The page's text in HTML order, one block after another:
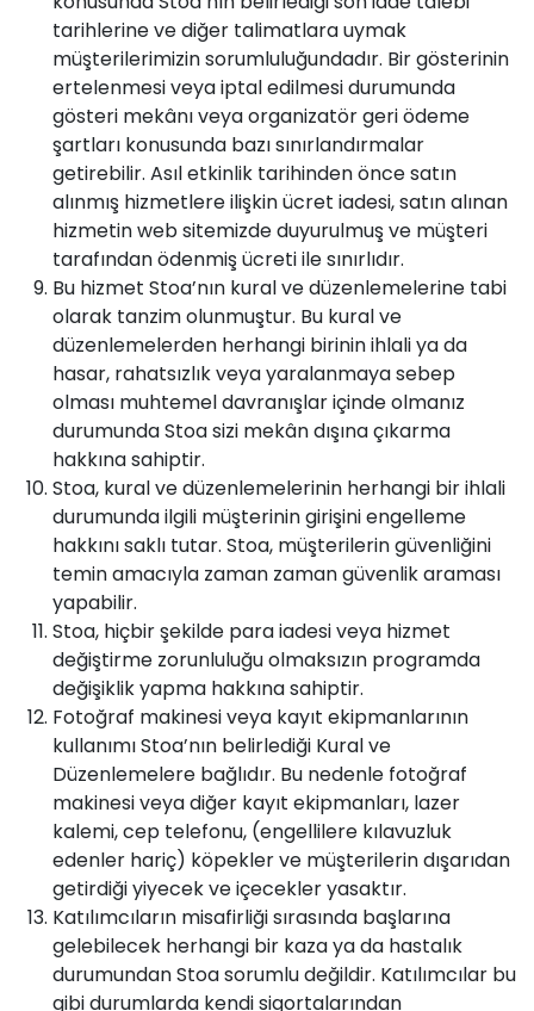
tarihlerine ve diğer talimatlara uymak
müşterilerimizin sorumluluğundadır. Bir gösterinin
ertelenmesi veya iptal edilmesi durumunda
gösteri mekânı veya organizatör geri ödeme
şartları konusunda bazı sınırlandırmalar
getirebilir. Asıl etkinlik tarihinden önce satın
alınmış hizmetlere ilişkin ücret iadesi, satın alınan
hizmetin web sitemizde duyurulmuş ve müşteri
tarafından ödenmiş ücreti ile sınırlıdır.
Bu hizmet Stoa’nın kural ve düzenlemelerine tabi
olarak tanzim olunmuştur. Bu kural ve
düzenlemelerden herhangi birinin ihlali ya da
hasar, rahatsızlık veya yaralanmaya sebep
olması muhtemel davranışlar içinde olmanız
durumunda Stoa sizi mekân dışına çıkarma
hakkına sahiptir.
Stoa, kural ve düzenlemelerinin herhangi bir ihlali
durumunda ilgili müşterinin girişini engelleme
hakkını saklı tutar. Stoa, müşterilerin güvenliğini
temin amacıyla zaman zaman güvenlik araması
yapabilir.
Stoa, hiçbir şekilde para iadesi veya hizmet
değiştirme zorunluluğu olmaksızın programda
değişiklik yapma hakkına sahiptir.
Fotoğraf makinesi veya kayıt ekipmanlarının
kullanımı Stoa’nın belirlediği Kural ve
Düzenlemelere bağlıdır. Bu nedenle fotoğraf
makinesi veya diğer kayıt ekipmanları, lazer
kalemi, cep telefonu, (engellilere kılavuzluk
edenler hariç) köpekler ve müşterilerin dışarıdan
getirdiği yiyecek ve içecekler yasaktır.
Katılımcıların misafirliği sırasında başlarına
gelebilecek herhangi bir kaza ya da hastalık
durumundan Stoa sorumlu değildir. Katılımcılar bu
gibi durumlarda kendi sigortalarından